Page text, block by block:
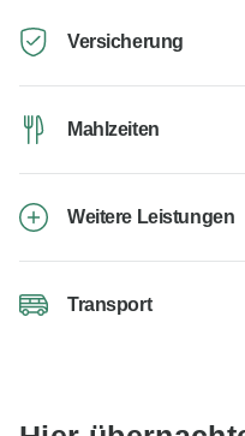
Versicherung
Mahlzeiten
Weitere Leistungen
Transport